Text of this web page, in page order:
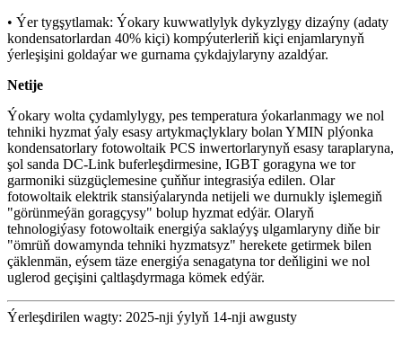
• Ýer tygşytlamak: Ýokary kuwwatlylyk dykyzlygy dizaýny (adaty
kondensatorlardan 40% kiçi) kompýuterleriň kiçi enjamlarynyň
ýerleşişini goldaýar we gurnama çykdajylaryny azaldýar.
Netije
Ýokary wolta çydamlylygy, pes temperatura ýokarlanmagy we nol
tehniki hyzmat ýaly esasy artykmaçlyklary bolan YMIN plýonka
kondensatorlary fotowoltaik PCS inwertorlarynyň esasy taraplaryna,
şol sanda DC-Link buferleşdirmesine, IGBT goragyna we tor
garmoniki süzgüçlemesine çuňňur integrasiýa edilen. Olar
fotowoltaik elektrik stansiýalarynda netijeli we durnukly işlemegiň
"görünmeýän goragçysy" bolup hyzmat edýär. Olaryň
tehnologiýasy fotowoltaik energiýa saklaýyş ulgamlaryny diňe bir
"ömrüň dowamynda tehniki hyzmatsyz" herekete getirmek bilen
çäklenmän, eýsem täze energiýa senagatyna tor deňligini we nol
uglerod geçişini çaltlaşdyrmaga kömek edýär.
Ýerleşdirilen wagty: 2025-nji ýylyň 14-nji awgusty